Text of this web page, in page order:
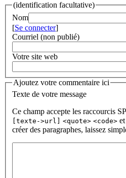
(identification facultative)
Nom
[Se connecter]
Courriel (non publié)
Votre site web
Ajoutez votre commentaire ici
Texte de votre message
Ce champ accepte les raccourcis
[texte->url]
<quote> <code>
créer des paragraphes, laissez